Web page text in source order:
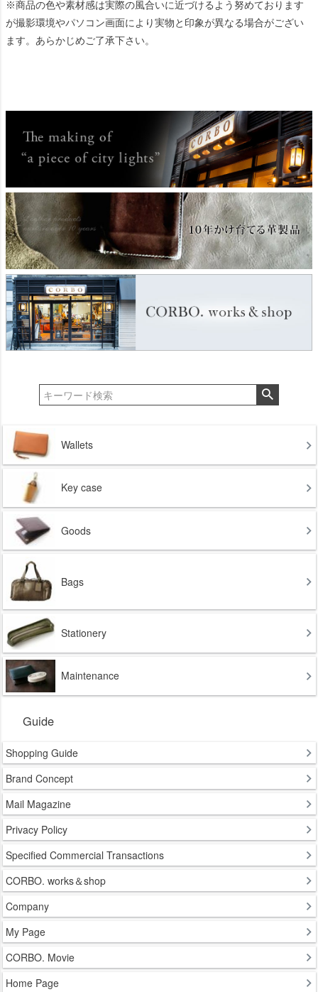
※商品の色や素材感は実際の風合いに近づけるよう努めております
が撮影環境やパソコン画面により実物と印象が異なる場合がござい
ます。あらかじめご了承下さい。
Wallets
Key case
Goods
Bags
Stationery
Maintenance
Guide
Shopping Guide
Brand Concept
Mail Magazine
Privacy Policy
Specified Commercial Transactions
CORBO. works＆shop
Company
My Page
CORBO. Movie
Home Page